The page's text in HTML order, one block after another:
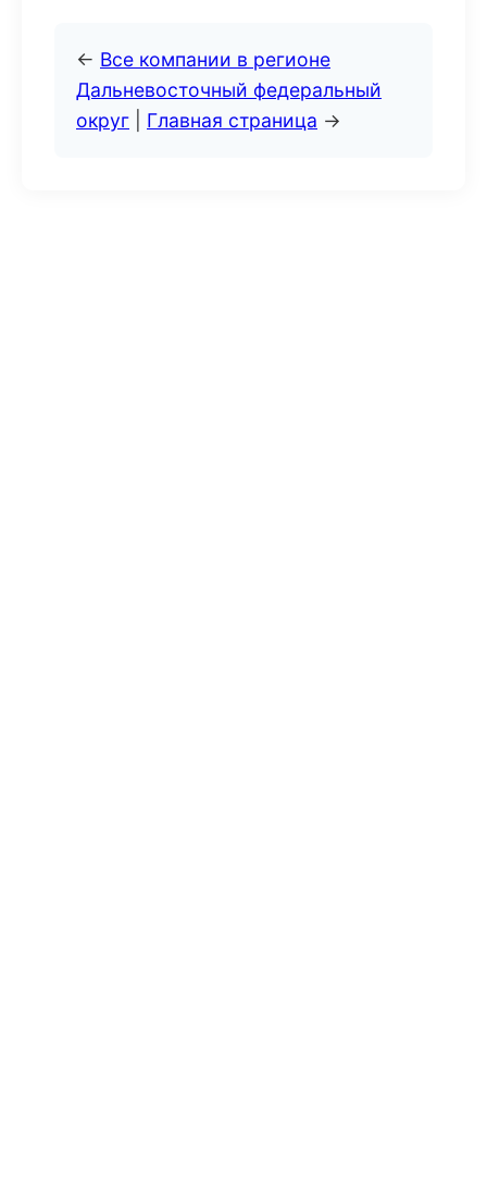
← Все компании в регионе
Дальневосточный федеральный
округ
Главная страница →